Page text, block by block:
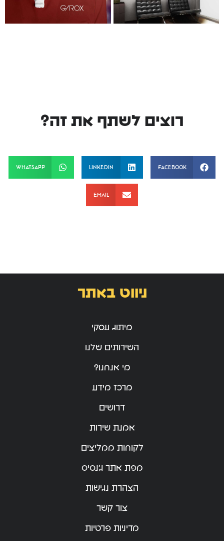
רוצים לשתף את זה?
Facebook
LinkedIn
WhatsApp
Email
ניווט באתר
מיתוג עסקי
השירותים שלנו
מי אנחנו?
מרכז מידע
דרושים
אמנת שירות
לקוחות ממליצים
מפת אתר ג’נסיס
הצהרת נגישות
צור קשר
מדיניות פרטיות